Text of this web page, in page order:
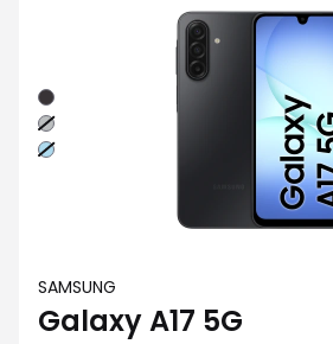
Noir
Gris
Bleu
SAMSUNG
Galaxy A17 5G